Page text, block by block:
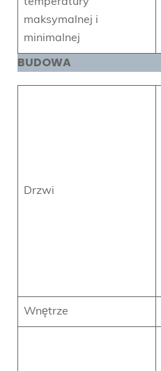
maksymalnej i
minimalnej
BUDOWA
Drzwi
Wnętrze